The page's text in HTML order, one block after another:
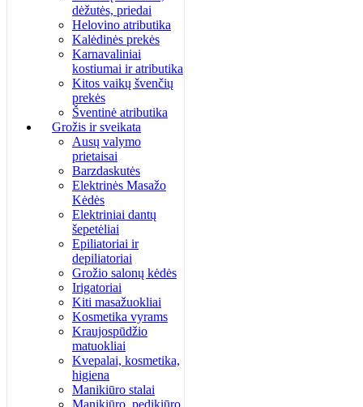
dėžutės, priedai
Helovino atributika
Kalėdinės prekės
Karnavaliniai
kostiumai ir atributika
Kitos vaikų švenčių
prekės
Šventinė atributika
Grožis ir sveikata
Ausų valymo
prietaisai
Barzdaskutės
Elektrinės Masažo
Kėdės
Elektriniai dantų
šepetėliai
Epiliatoriai ir
depiliatoriai
Grožio salonų kėdės
Irigatoriai
Kiti masažuokliai
Kosmetika vyrams
Kraujospūdžio
matuokliai
Kvepalai, kosmetika,
higiena
Manikiūro stalai
Manikiūro, pedikiūro